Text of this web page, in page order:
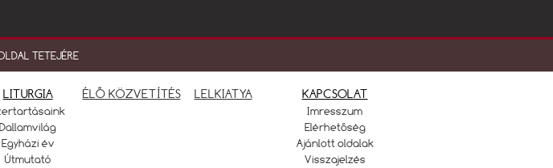
TETEJÉRE
LITURGIA
Dallamvilág
Egyházi év
Útmutató
ÉLŐ KÖZVETÍTÉS LELKIATYA KAPCSOLAT
Imresszum
Elérhetőség
Ajánlott oldalak
Visszajelzés